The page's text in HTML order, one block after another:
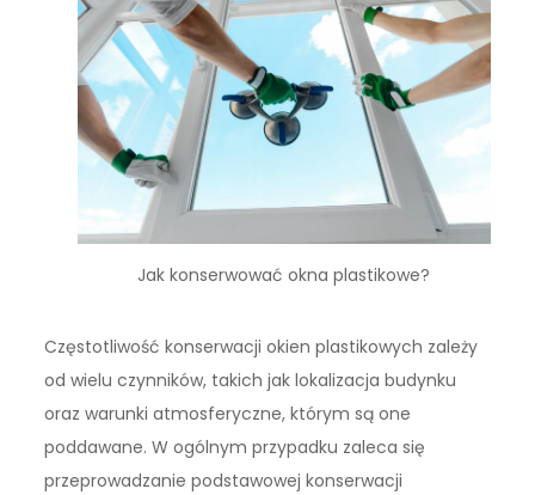
Jak konserwować okna plastikowe?
Częstotliwość konserwacji okien plastikowych zależy
od wielu czynników, takich jak lokalizacja budynku
oraz warunki atmosferyczne, którym są one
poddawane. W ogólnym przypadku zaleca się
przeprowadzanie podstawowej konserwacji